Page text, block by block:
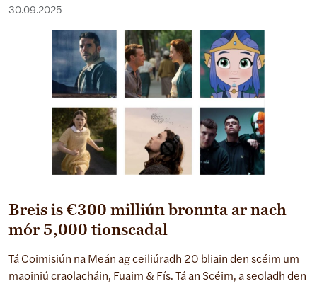
30.09.2025
Breis is €300 milliún bronnta ar nach
mór 5,000 tionscadal
Tá Coimisiún na Meán ag ceiliúradh 20 bliain den scéim um
maoiniú craolacháin, Fuaim & Fís. Tá an Scéim, a seoladh den